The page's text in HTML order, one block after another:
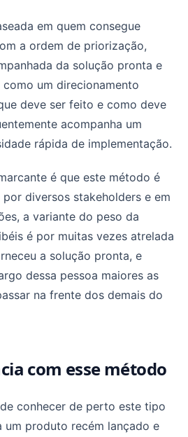
em quem consegue
a ordem de priorização,
da solução pronta e
um direcionamento
deve ser feito e como deve
acompanha um
rápida de implementação.
é que este método é
diversos stakeholders e em
a variante do peso da
é por muitas vezes atrelada
a solução pronta, e
dessa pessoa maiores as
na frente dos demais do
com esse método
conhecer de perto este tipo
um produto recém lançado e